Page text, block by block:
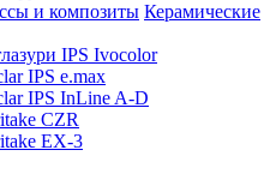
Керамические
IPS Ivocolor
IPS e.max
IPS InLine A-D
CZR
EX-3